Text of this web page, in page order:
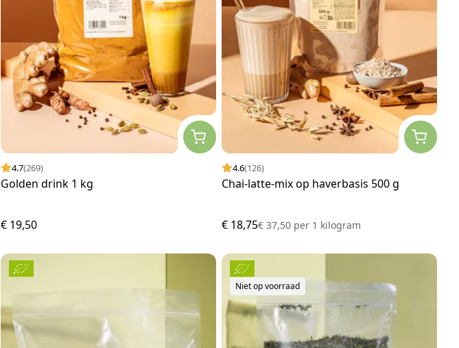
4.7(269)
Golden drink 1 kg
€ 19,50
4.6(126)
Chai-latte-mix op haverbasis 500 g
€ 18,75€ 37,50 per 1 kilogram
Niet op voorraad